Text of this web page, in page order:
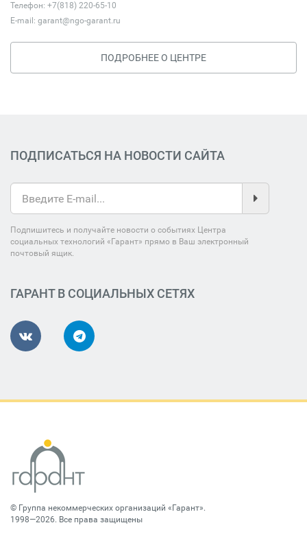
Телефон: +7(818) 220-65-10
E-mail: garant@ngo-garant.ru
ПОДРОБНЕЕ О ЦЕНТРЕ
ПОДПИСАТЬСЯ НА НОВОСТИ САЙТА
Подпишитесь и получайте новости о событиях Центра
социальных технологий «Гарант» прямо в Ваш электронный
почтовый ящик.
ГАРАНТ В СОЦИАЛЬНЫХ СЕТЯХ
© Группа некоммерческих организаций «Гарант».
1998—2026. Все права защищены